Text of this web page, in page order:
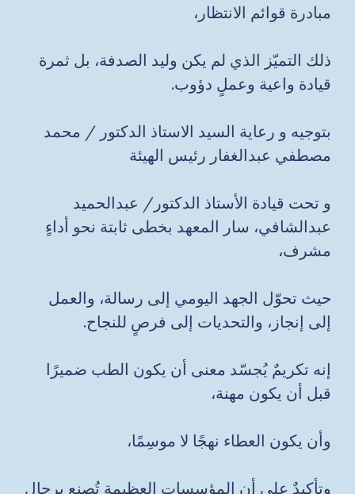
مبادرة قوائم الانتظار،
ذلك التميّز الذي لم يكن وليد الصدفة، بل ثمرة
قيادة واعية وعملٍ دؤوب.
بتوجيه و رعاية السيد الاستاذ الدكتور / محمد
مصطفي عبدالغفار رئيس الهيئة
و تحت قيادة الأستاذ الدكتور/ عبدالحميد
عبدالشافي، سار المعهد بخطى ثابتة نحو أداءٍ
مشرف،
حيث تحوّل الجهد اليومي إلى رسالة، والعمل
إلى إنجاز، والتحديات إلى فرصٍ للنجاح.
إنه تكريمٌ يُجسّد معنى أن يكون الطب ضميرًا
قبل أن يكون مهنة،
وأن يكون العطاء نهجًا لا موسِمًا،
وتأكيدٌ على أن المؤسسات العظيمة تُصنع برجالٍ